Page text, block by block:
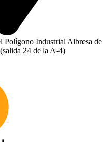
Polígono Industrial Albresa de
24 de la A-4)